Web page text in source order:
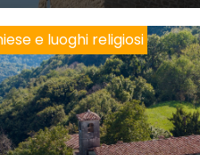
e luoghi religiosi